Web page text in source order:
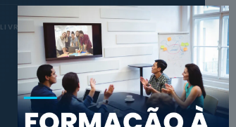
LIVRO DE RECLAMAÇÕES